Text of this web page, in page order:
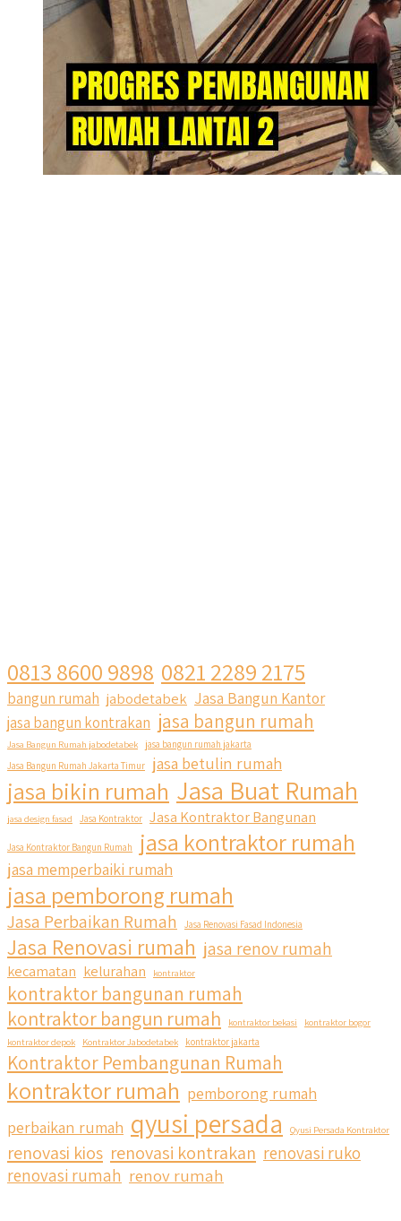
0813 8600 9898 0821 2289 2175
bangun rumah jabodetabek Jasa Bangun Kantor
jasa bangun kontrakan jasa bangun rumah
Jasa Bangun Rumah jabodetabek
jasa bangun rumah jakarta
Jasa Bangun Rumah Jakarta Timur
jasa betulin rumah
jasa bikin rumah Jasa Buat Rumah
jasa design fasad Jasa Kontraktor Jasa Kontraktor Bangunan
Jasa Kontraktor Bangun Rumah jasa kontraktor rumah
jasa memperbaiki rumah
jasa pemborong rumah
Jasa Perbaikan Rumah Jasa Renovasi Fasad Indonesia
Jasa Renovasi rumah jasa renov rumah
kecamatan kelurahan kontraktor
kontraktor bangunan rumah
kontraktor bangun rumah
kontraktor bekasi
kontraktor bogor
kontraktor depok
Kontraktor Jabodetabek kontraktor jakarta
Kontraktor Pembangunan Rumah
kontraktor rumah pemborong rumah
perbaikan rumah qyusi persada Qyusi Persada Kontraktor
renovasi kios renovasi kontrakan renovasi ruko
renovasi rumah renov rumah